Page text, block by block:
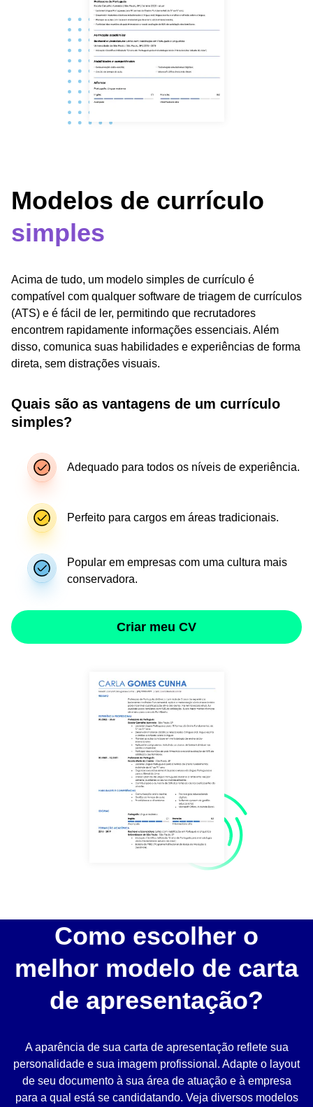
Modelos de currículo
simples
Acima de tudo, um modelo simples de currículo é
compatível com qualquer software de triagem de currículos
(ATS) e é fácil de ler, permitindo que recrutadores
encontrem rapidamente informações essenciais. Além
disso, comunica suas habilidades e experiências de forma
direta, sem distrações visuais.
Quais são as vantagens de um currículo
simples?
Adequado para todos os níveis de experiência.
Perfeito para cargos em áreas tradicionais.
Popular em empresas com uma cultura mais
conservadora.
Criar meu CV
Como escolher o
melhor modelo de carta
de apresentação?
A aparência de sua carta de apresentação reflete sua
personalidade e sua imagem profissional. Adapte o layout
de seu documento à sua área de atuação e à empresa
para a qual está se candidatando. Veja diversos modelos